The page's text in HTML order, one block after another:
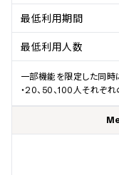
最低利用期間
最低利用人数
一部機能を限定した同時
・20、50、100人それぞれ